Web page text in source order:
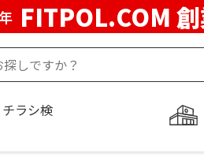
FITPOL.COM
ラシ検